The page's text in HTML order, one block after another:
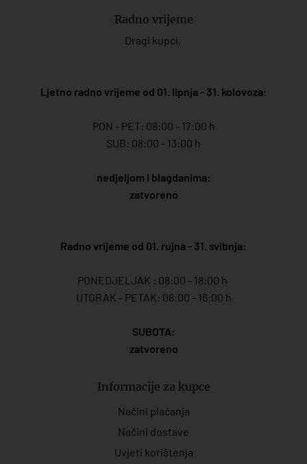
Radno vrijeme
Dragi kupci,
Ljetno radno vrijeme od 01. lipnja - 31. kolovoza:
PON - PET: 08:00 - 17:00 h
SUB: 08:00 - 13:00 h
nedjeljom i blagdanima:
zatvoreno
Radno vrijeme od 01. rujna - 31. svibnja:
PONEDJELJAK : 08:00 - 18:00 h
UTORAK - PETAK: 08:00 - 16:00 h
SUBOTA:
zatvoreno
Informacije za kupce
Načini plaćanja
Načini dostave
Uvjeti korištenja